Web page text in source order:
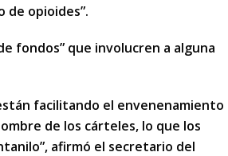
de opioides”.
fondos” que involucren a alguna
facilitando el envenenamiento
de los cárteles, lo que los
afirmó el secretario del